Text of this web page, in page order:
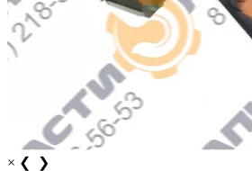
× ❮ ❯